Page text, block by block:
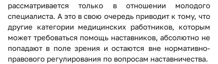
рассматривается только в отношении молодого
специалиста. А это в свою очередь приводит к тому, что
другие категории медицинских работников, которым
может требоваться помощь наставников, абсолютно не
попадают в поле зрения и остаются вне нормативно-
правового регулирования по вопросам наставничества.